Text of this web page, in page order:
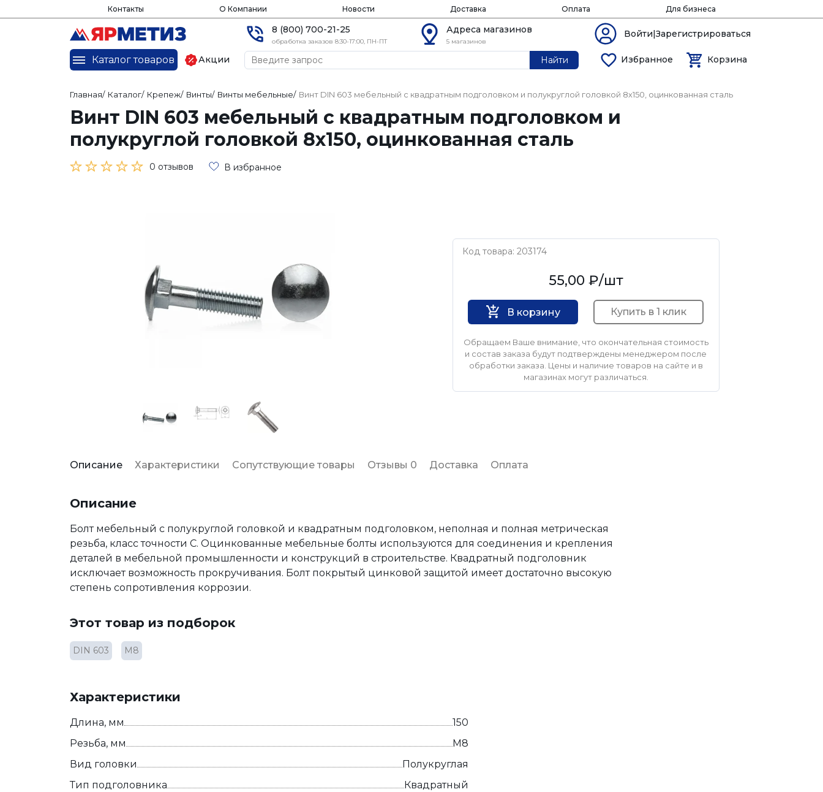
Контакты О Компании Новости Доставка Оплата Для бизнеса
8 (800) 700-21-25
обработка заказов 8:30-17:00, ПН-ПТ
Адреса магазинов
5 магазинов
Войти|Зарегистрироваться
Каталог товаров Акции Найти Избранное Корзина
Главная/ Каталог/ Крепеж/ Винты/ Винты мебельные/ Винт DIN 603 мебельный с квадратным подголовком и полукруглой головкой 8х150, оцинкованная сталь
Винт DIN 603 мебельный с квадратным подголовком и
полукруглой головкой 8х150, оцинкованная сталь
0 отзывов В избранное
Код товара: 203174
55,00 ₽/шт
В корзину Купить в 1 клик
Обращаем Ваше внимание, что окончательная стоимость
и состав заказа будут подтверждены менеджером после
обработки заказа. Цены и наличие товаров на сайте и в
магазинах могут различаться.
Описание Характеристики Сопутствующие товары Отзывы 0 Доставка Оплата
Описание
Болт мебельный с полукруглой головкой и квадратным подголовком, неполная и полная метрическая
резьба, класс точности С. Оцинкованные мебельные болты используются для соединения и крепления
деталей в мебельной промышленности и конструкций в строительстве. Квадратный подголовник
исключает возможность прокручивания. Болт покрытый цинковой защитой имеет достаточно высокую
степень сопротивления коррозии.
Этот товар из подборок
DIN 603 М8
Характеристики
Длина, мм
150
Резьба, мм
М8
Вид головки
Полукруглая
Тип подголовника
Квадратный